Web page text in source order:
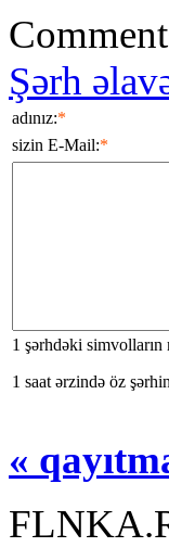
Şərh
adınız:*
sizin E-Mail:*
1 şərhdəki
1 saat ərzində öz
«